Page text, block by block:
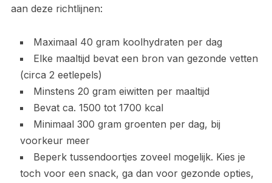
aan deze richtlijnen:
Maximaal 40 gram koolhydraten per dag
Elke maaltijd bevat een bron van gezonde vetten
(circa 2 eetlepels)
Minstens 20 gram eiwitten per maaltijd
Bevat ca. 1500 tot 1700 kcal
Minimaal 300 gram groenten per dag, bij
voorkeur meer
Beperk tussendoortjes zoveel mogelijk. Kies je
toch voor een snack, ga dan voor gezonde opties,